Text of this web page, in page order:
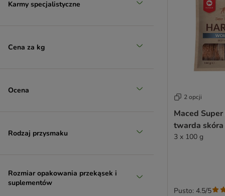
Rosie's Farm
Snackomio
Whimzees
Yummeez
Karmy specjalistyczne
Cena za kg
Ocena
Rodzaj przysmaku
Rozmiar opakowania przekąsek i
suplementów
2 opcji
Maced
twarda skóra
3 x 100 g
Pusto: 4.5/5